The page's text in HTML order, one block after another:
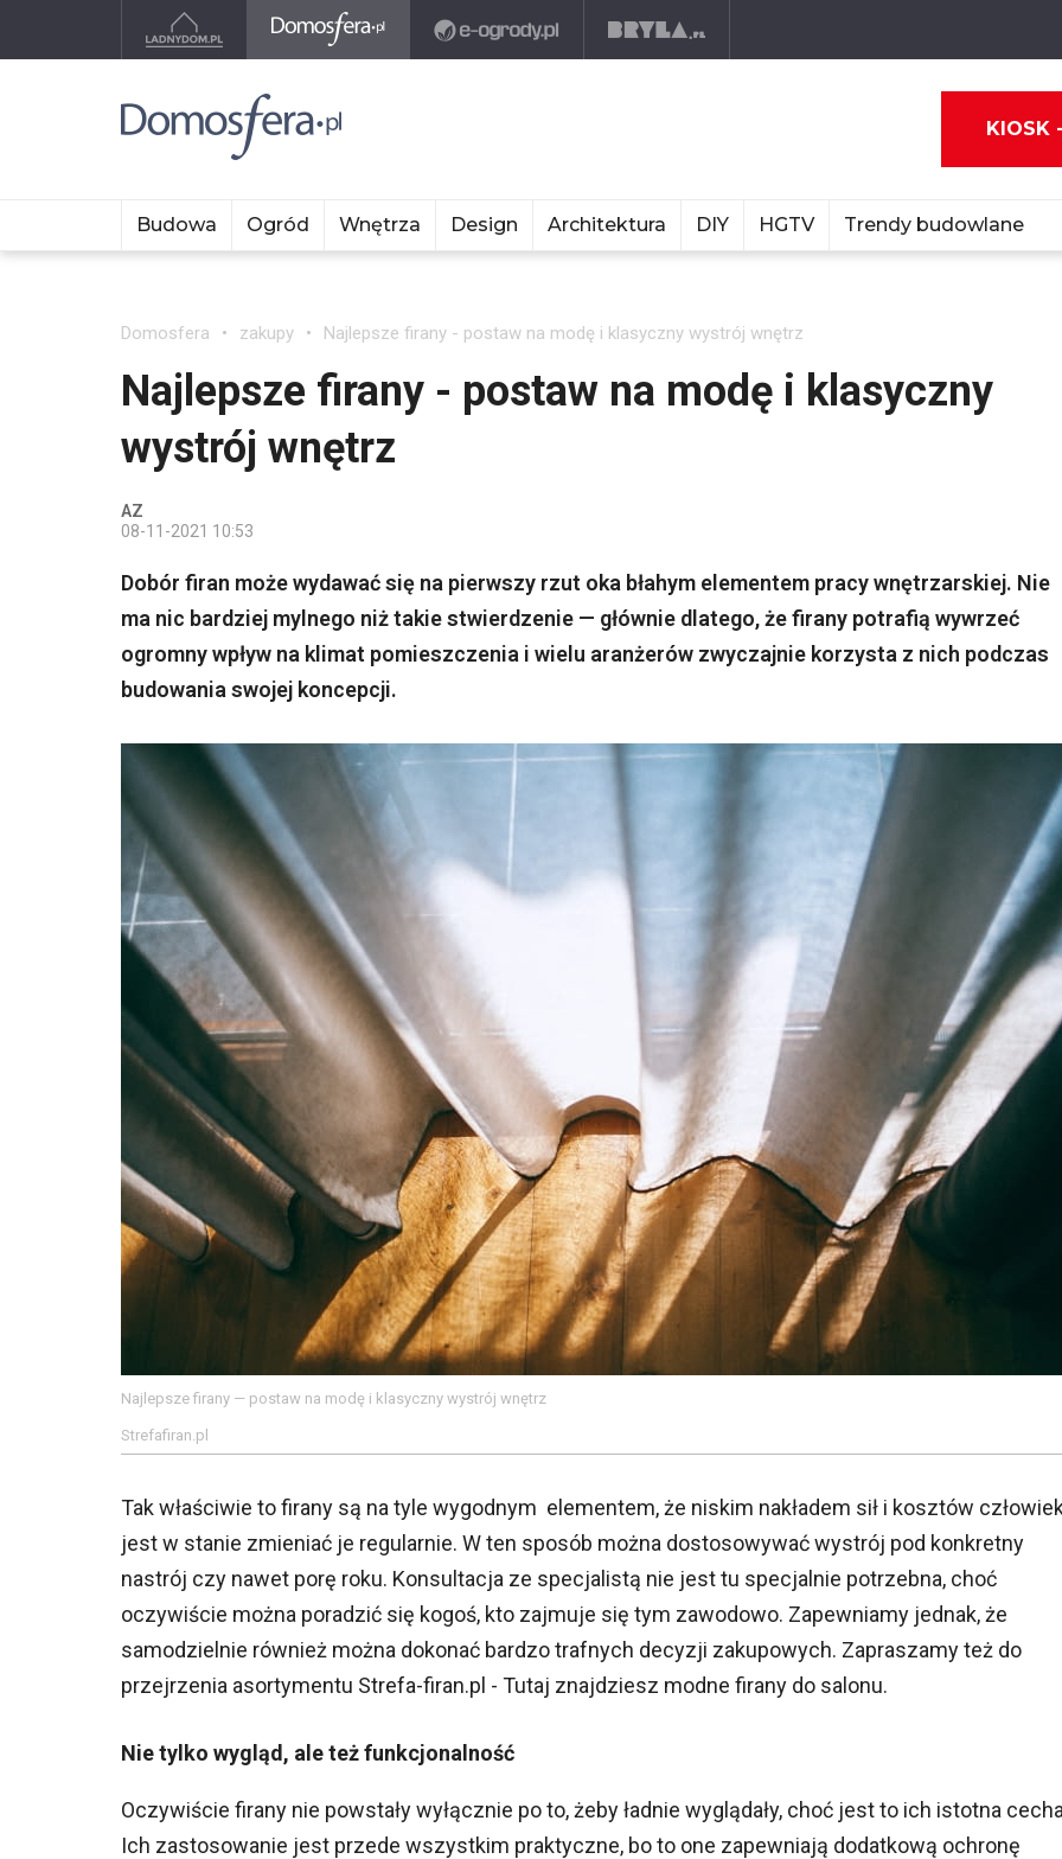
KIOSK
Budowa Ogród Wnętrza Design Architektura DIY HGTV Trendy budowlane
Domosfera zakupy Najlepsze firany - postaw na modę i klasyczny wystrój wnętrz
Najlepsze firany - postaw na modę i klasyczny
wystrój wnętrz
AZ
08-11-2021 10:53
Dobór firan może wydawać się na pierwszy rzut oka błahym elementem pracy wnętrzarskiej. Nie
ma nic bardziej mylnego niż takie stwierdzenie — głównie dlatego, że firany potrafią wywrzeć
ogromny wpływ na klimat pomieszczenia i wielu aranżerów zwyczajnie korzysta z nich podczas
budowania swojej koncepcji.
Najlepsze firany — postaw na modę i klasyczny wystrój wnętrz
Strefafiran.pl
Tak właściwie to firany są na tyle wygodnym elementem, że niskim nakładem sił i kosztów
jest w stanie zmieniać je regularnie. W ten sposób można dostosowywać wystrój pod konkretny
nastrój czy nawet porę roku. Konsultacja ze specjalistą nie jest tu specjalnie potrzebna, choć
oczywiście można poradzić się kogoś, kto zajmuje się tym zawodowo. Zapewniamy jednak, że
samodzielnie również można dokonać bardzo trafnych decyzji zakupowych. Zapraszamy też do
przejrzenia asortymentu Strefa-firan.pl - Tutaj znajdziesz modne firany do salonu.
Nie tylko wygląd, ale też funkcjonalność
Oczywiście firany nie powstały wyłącznie po to, żeby ładnie wyglądały, choć jest to ich istotna
Ich zastosowanie jest przede wszystkim praktyczne, bo to one zapewniają dodatkową ochronę